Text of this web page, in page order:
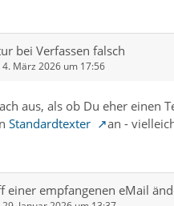
bei Verfassen falsch
4. März 2026 um 17:56
aus, als ob Du eher einen
Standardtexter an -
einer empfangenen eMail